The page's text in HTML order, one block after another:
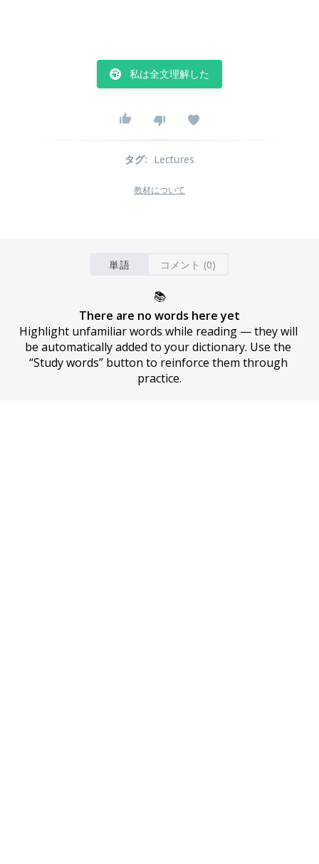
私は全文理解した
タグ: Lectures
教材について
単語 コメント (0)
📚
There are no words here yet
Highlight unfamiliar words while reading — they will
be automatically added to your dictionary. Use the
“Study words” button to reinforce them through
practice.